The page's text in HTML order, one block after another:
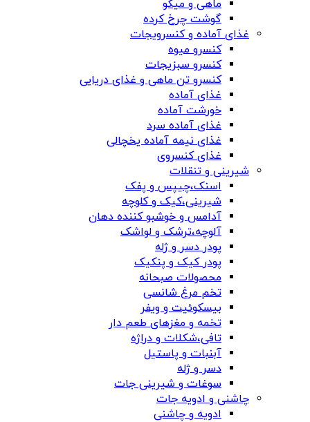
ماهی و میگو
گوشت چرخ کرده
غذای آماده و کنسرویجات
کنسرو میوه
کنسرو سبزیجات
کنسرو تن ماهی و غذای دریایی
غذای آماده
خورشت آماده
غذای آماده سرد
غذای نیمه آماده یخچالی
غذای کنسروی
شیرینی و تنقلات
اسنک،چیپس و پفک
شیرینی،کیک و کلوچه
آدامس و خوشبو کننده دهان
آلوچه،ترشک و لواشک
پودر دسر و ژله
پودر کیک و پنکیک
محصولات صبحانه
تخم مرغ شانسی
بیسکوئیت و ویفر
تخمه و مغزهای طعم دار
تافی،شکلات و دراژه
آبنبات و پاستیل
دسر و ژله
سوغات و شیرینی جات
چاشنی و ادویه جات
ادویه و چاشنی